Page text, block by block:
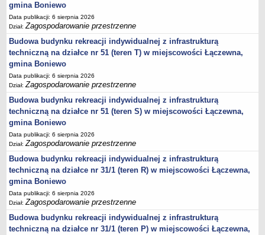
Zewnętrzne
JEDNO OKIENKO
KARTY INFORMACJI O ŚRODOWISKU
WYBORY PREZYDENTA RZECZYPOSPOLITEJ POLSKIEJ 2025
WYBORY DO PARLAMENTU EUROPEJSKIEGO 2024
WYBORY DO SEJMU I SENATU - 15 PAŹDZIERNIKA 2023 R.
Wybory uzupełniające do Senatu w dniu 21 lipca 2024 roku
REFERENDUM OGÓLNOKRAJOWE 2023
WYBORY PREZYDENTA RZECZYPOSPOLITEJ POLSKIEJ 2020
WYBORY DO SEJMU I SENATU RZECZPOSPOLITEJ POLSKIEJ 13 PAŹDZIERNIKA
2019 ROK
WYBORY DO PARLAMENTU EUROPEJSKIEGO 2019
REFERENDUM 2015
WYBORY PARLAMENTARNE 2015
WYBORY PREZYDENTA RZECZPOSPOLITEJ POLSKIEJ 2015
WYBORY SAMORZĄDOWE 2014
Wybory uzupełniające do Rady Gminy Boniewo 2017
gmina Boniewo
Data publikacji: 6 sierpnia 2026
Dział:Zagospodarowanie przestrzenne
Budowa budynku rekreacji indywidualnej z infrastrukturą
techniczną na działce nr 51 (teren T) w miejscowości Łączewna,
gmina Boniewo
Data publikacji: 6 sierpnia 2026
Dział:Zagospodarowanie przestrzenne
Budowa budynku rekreacji indywidualnej z infrastrukturą
techniczną na działce nr 51 (teren S) w miejscowości Łączewna,
gmina Boniewo
Data publikacji: 6 sierpnia 2026
Dział:Zagospodarowanie przestrzenne
Budowa budynku rekreacji indywidualnej z infrastrukturą
techniczną na działce nr 31/1 (teren R) w miejscowości Łączewna,
gmina Boniewo
Data publikacji: 6 sierpnia 2026
Dział:Zagospodarowanie przestrzenne
Budowa budynku rekreacji indywidualnej z infrastrukturą
techniczną na działce nr 31/1 (teren P) w miejscowości Łączewna,